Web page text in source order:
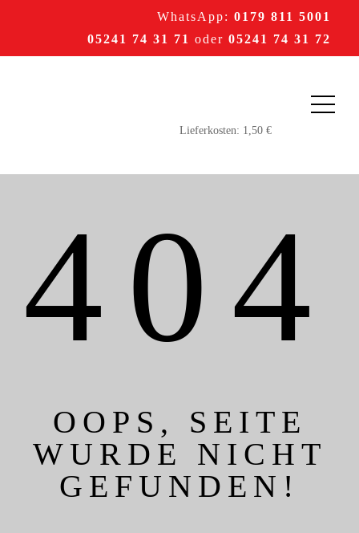
WhatsApp: 0179 811 5001
05241 74 31 71 oder 05241 74 31 72
404
OOPS, SEITE
WURDE NICHT
GEFUNDEN!